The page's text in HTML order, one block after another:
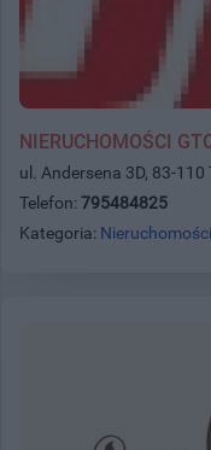
NIERUCHOMOŚCI
ul. Andersena 3D, 83-110
Telefon: 795484825
Kategoria: Nieruchomości